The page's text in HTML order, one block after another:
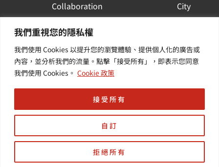
我們重視您的隱私權
我們使用 Cookies 以提升您的瀏覽體驗、提供個人化的廣告或
內容，並分析我們的流量。點擊「接受所有」，即表示您同意
我們使用 Cookies。 Cookie 政策
自訂
拒絕所有
接受所有
Collaboration
Platform
Applications
Others /
Services
City
News | Get
the latest